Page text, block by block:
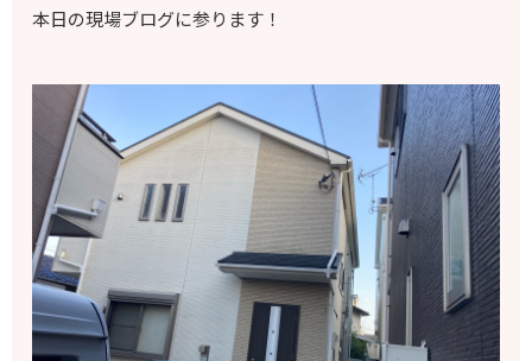
本日の現場ブログに参ります！